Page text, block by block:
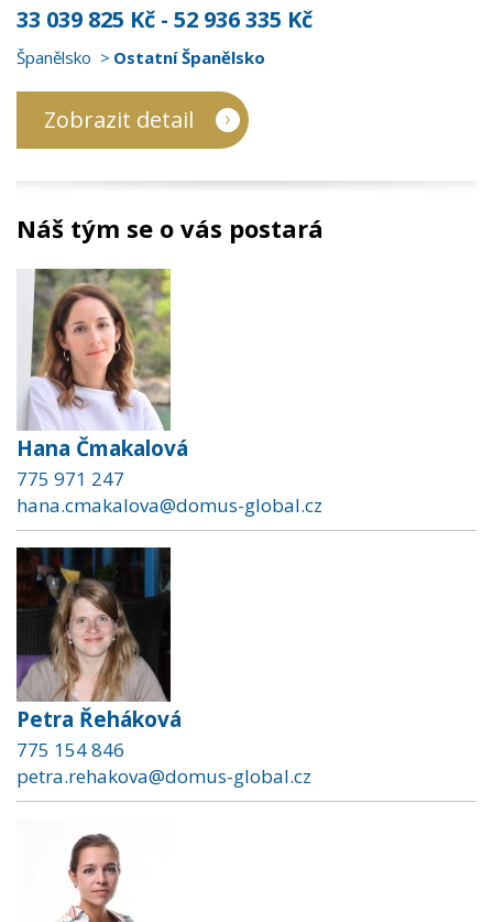
33 039 825 Kč - 52 936 335 Kč
Španělsko Ostatní Španělsko
Zobrazit detail
Náš tým se o vás postará
Hana Čmakalová
775 971 247
hana.cmakalova@domus-global.cz
Petra Řeháková
775 154 846
petra.rehakova@domus-global.cz